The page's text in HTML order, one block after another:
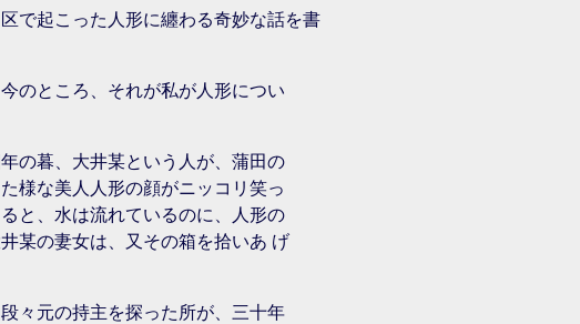
で起こった人形に纏わる奇妙な話を書
のところ、それが私が人形につい
の暮、大井某という人が、蒲田の
様な美人人形の顔がニッコリ笑っ
と、水は流れているのに、人形の
某の妻女は、又その箱を拾いあ げ
々元の持主を探った所が、三十年